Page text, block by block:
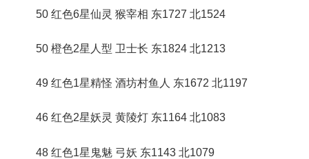
50 红色6星仙灵 猴宰相 东1727 北1524
50 橙色2星人型 卫士长 东1824 北1213
49 红色1星精怪 酒坊村鱼人 东1672 北1197
46 红色2星妖灵 黄陵灯 东1164 北1083
48 红色1星鬼魅 弓妖 东1143 北1079